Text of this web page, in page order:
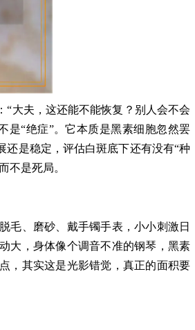
大夫，这还能不能恢复？别人会不会
是“绝症”。它本质是黑素细胞忽然罢
是稳定，评估白斑底下还有没有“种
不是死局。
毛、磨砂、戴手镯手表，小小刺激日
大，身体像个调音不准的钢琴，黑素
，其实这是光影错觉，真正的面积要